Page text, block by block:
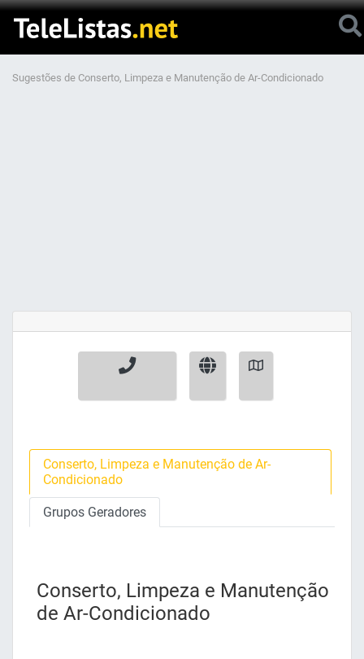
Sugestões de Conserto, Limpeza e Manutenção de Ar-Condicionado
Conserto, Limpeza e Manutenção de Ar-
Condicionado
Grupos Geradores
Conserto, Limpeza e Manutenção
de Ar-Condicionado